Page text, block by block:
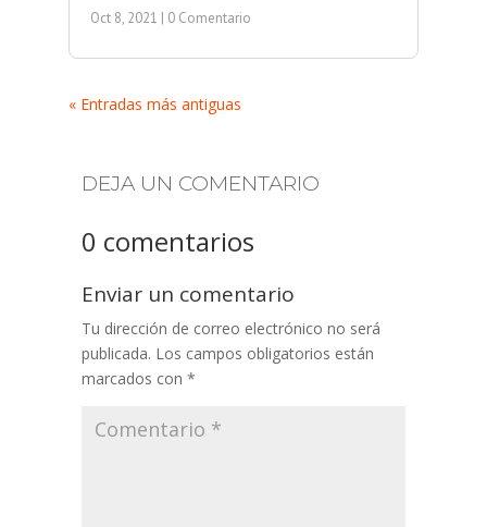
Oct 8, 2021 | 0 Comentario
« Entradas más antiguas
DEJA UN COMENTARIO
0 comentarios
Enviar un comentario
Tu dirección de correo electrónico no será
publicada. Los campos obligatorios están
marcados con *